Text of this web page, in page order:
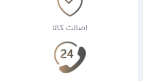
اصالت کالا